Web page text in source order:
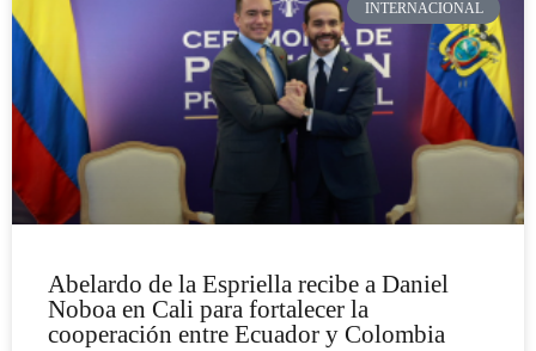
INTERNACIONAL
Abelardo de la Espriella recibe a Daniel
Noboa en Cali para fortalecer la
cooperación entre Ecuador y Colombia